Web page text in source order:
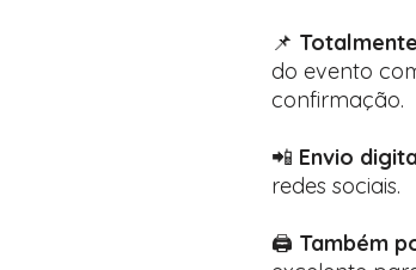
📌
do evento
confirmação.
📲 Envio
redes sociais.
🖨️ Também